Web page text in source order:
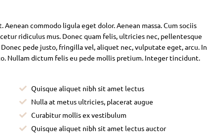
commodo ligula eget dolor. Aenean massa. Cum sociis
ridiculus mus. Donec quam felis, ultricies nec, pellentesque
pede justo, fringilla vel, aliquet nec, vulputate eget, arcu. In
Nullam dictum felis eu pede mollis pretium. Integer tincidunt.
Quisque aliquet nibh sit amet lectus
Nulla at metus ultricies, placerat augue
Curabitur mollis ex vestibulum
Quisque aliquet nibh sit amet lectus auctor